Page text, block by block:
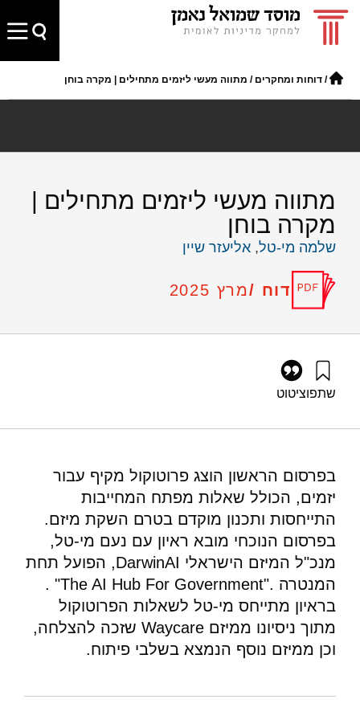
/ דוחות ומחקרים / מתווה מעשי ליזמים מתחילים | מקרה בוחן
מתווה מעשי ליזמים מתחילים |
מקרה בוחן
שלמה מי-טל, אליעזר שיין
דוח /מרץ 2025
שתפוציטוט
בפרסום הראשון הוצג פרוטוקול מקיף עבור
יזמים, הכולל שאלות מפתח המחייבות
התייחסות ותכנון מוקדם בטרם השקת מיזם.
בפרסום הנוכחי מובא ראיון עם נעם מי-טל,
מנכ"ל המיזם הישראלי DarwinAI, הפועל תחת
המנטרה "The AI Hub For Government".
.
בראיון מתייחס מי-טל לשאלות הפרוטוקול
מתוך ניסיונו ממיזם Waycare שזכה להצלחה,
וכן ממיזם נוסף הנמצא בשלבי פיתוח.